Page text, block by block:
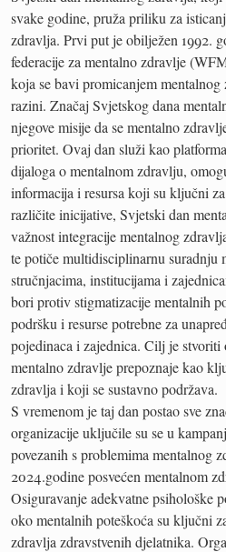
svake godine, pruža priliku za
zdravlja. Prvi put je obilježen 1992.
federacije za mentalno zdravlje
koja se bavi promicanjem
razini. Značaj Svjetskog dana
njegove misije da se mentalno
prioritet. Ovaj dan služi kao
dijaloga o mentalnom zdravlju,
informacija i resursa koji su ključni
različite inicijative, Svjetski dan
važnost integracije mentalnog
te potiče multidisciplinarnu suradnju
stručnjacima, institucijama i
bori protiv stigmatizacije mentalnih
podršku i resurse potrebne za
pojedinaca i zajednica. Cilj je stvoriti
mentalno zdravlje prepoznaje kao
zdravlja i koji se sustavno podržava.
S vremenom je taj dan postao sve
organizacije uključile su se u
povezanih s problemima mentalnog
2024.godine posvećen mentalnom
Osiguravanje adekvatne psihološke
oko mentalnih poteškoća su ključni
zdravlja zdravstvenih djelatnika.